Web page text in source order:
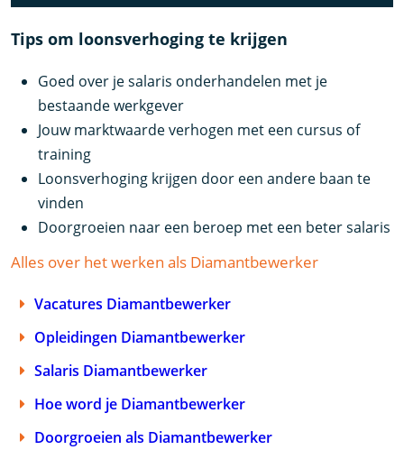
Tips om loonsverhoging te krijgen
Goed over je salaris onderhandelen met je
bestaande werkgever
Jouw marktwaarde verhogen met een cursus of
training
Loonsverhoging krijgen door een andere baan te
vinden
Doorgroeien naar een beroep met een beter salaris
Alles over het werken als Diamantbewerker
Vacatures Diamantbewerker
Opleidingen Diamantbewerker
Salaris Diamantbewerker
Hoe word je Diamantbewerker
Doorgroeien als Diamantbewerker